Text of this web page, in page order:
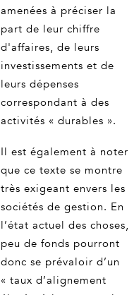
amenées à préciser la
part de leur chiffre
d'affaires, de leurs
investissements et de
leurs dépenses
correspondant à des
activités « durables ».
Il est également à noter
que ce texte se montre
très exigeant envers les
sociétés de gestion. En
l’état actuel des choses,
peu de fonds pourront
donc se prévaloir d’un
« taux d’alignement